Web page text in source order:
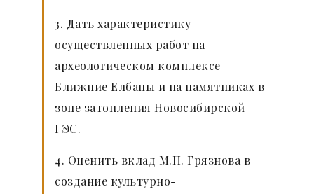
3. Дать характеристику
осуществленных работ на
археологическом комплексе
Ближние Елбаны и на памятниках в
зоне затопления Новосибирской
ГЭС.
4. Оценить вклад М.П. Грязнова в
создание культурно-